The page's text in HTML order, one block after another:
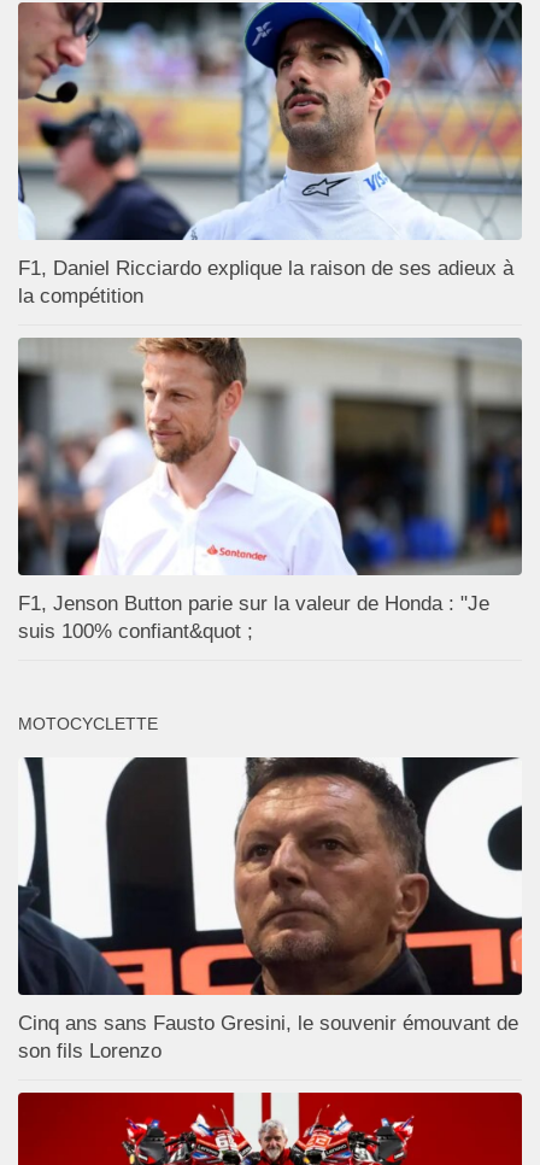
F1, Daniel Ricciardo explique la raison de ses adieux à
la compétition
F1, Jenson Button parie sur la valeur de Honda : "Je
suis 100% confiant&quot ;
MOTOCYCLETTE
Cinq ans sans Fausto Gresini, le souvenir émouvant de
son fils Lorenzo